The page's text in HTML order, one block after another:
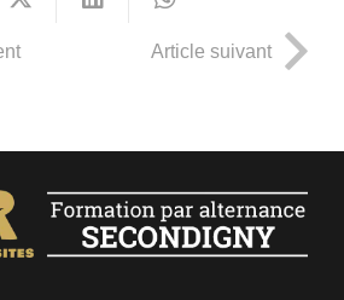
Article suivant